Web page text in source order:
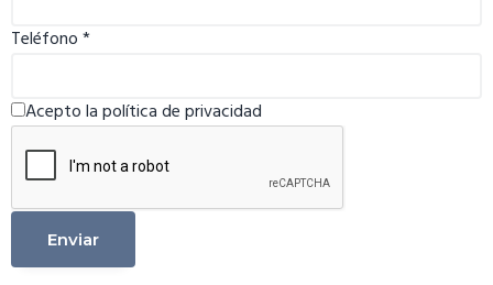
Teléfono*
Acepto la política de privacidad
Enviar